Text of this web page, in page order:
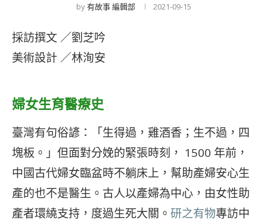
by有故事 編輯部 2021-09-15
採訪撰文 ／劉芝吟
美術設計 ／林洵安
婦女生育醫療史
臺灣有句俗諺：「生得過，雞酒香；生不過，四
塊板。」但面對分娩的緊張時刻， 1500 年前，
中國古代婦女臨盆時不躺床上，幫助產婦安心生
產的也不是醫生。古人以產婦為中心，由女性助
產者環繞支持，度過生死大關。 研之有物專訪中